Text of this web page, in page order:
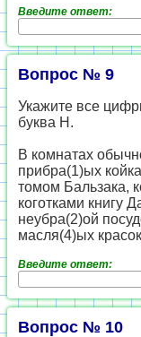
Введите ответ:
Вопрос № 9
Укажите все
буква Н.
В комнатах
прибра(1)ых
томом Бальзака,
коготками книгу
неубра(2)ой
масля(4)ых
Введите ответ:
Вопрос № 10